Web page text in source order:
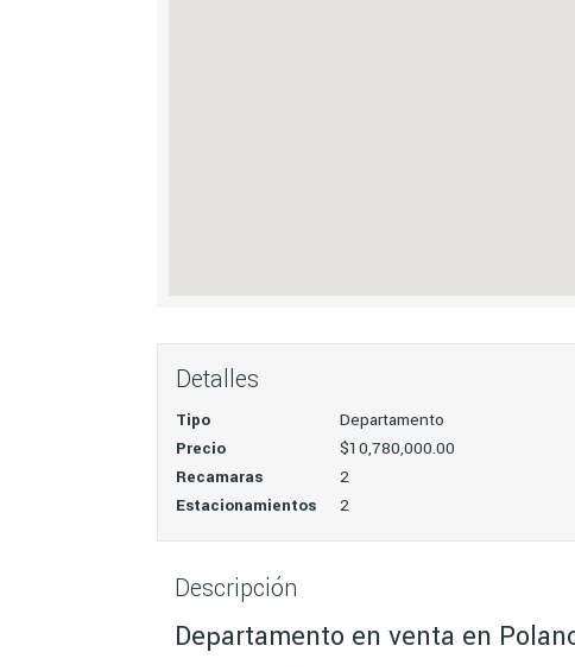
Detalles
Tipo Departamento
Precio
$10,780,000.00
Recamaras 2
Estacionamientos
2
Descripción
Departamento en venta en